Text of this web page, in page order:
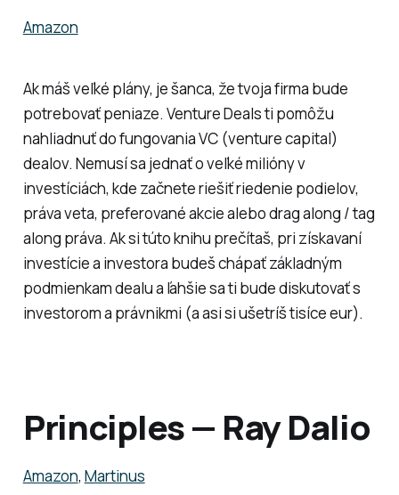
Amazon
Ak máš veľké plány, je šanca, že tvoja firma bude
potrebovať peniaze. Venture Deals ti pomôžu
nahliadnuť do fungovania VC (venture capital)
dealov. Nemusí sa jednať o veľké milióny v
investíciách, kde začnete riešiť riedenie podielov,
práva veta, preferované akcie alebo drag along / tag
along práva. Ak si túto knihu prečítaš, pri získavaní
investície a investora budeš chápať základným
podmienkam dealu a ľahšie sa ti bude diskutovať s
investorom a právnikmi (a asi si ušetríš tisíce eur).
Principles — Ray Dalio
Amazon, Martinus